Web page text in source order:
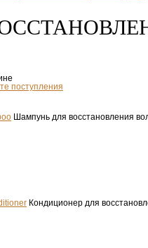
поступления
Шампунь для восстановления
Кондиционер для